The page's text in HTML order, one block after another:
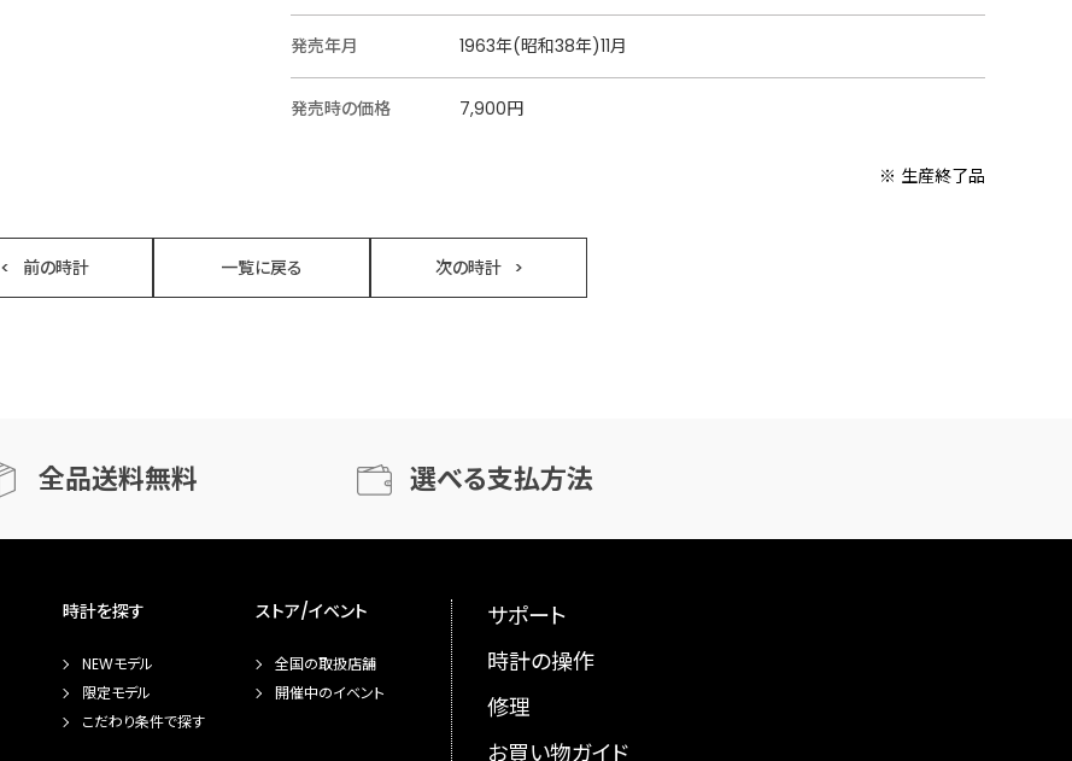
発売年月 1963年(昭和38年)11月
発売時の価格 7,900円
※ 生産終了品
前の時計 一覧に戻る 次の時計
全品送料無料 選べる支払方法
時計を探す
NEWモデル
限定モデル
こだわり条件で探す
ストア/イベント
全国の取扱店舗
開催中のイベント
サポート
時計の操作
修理
お買い物ガイド